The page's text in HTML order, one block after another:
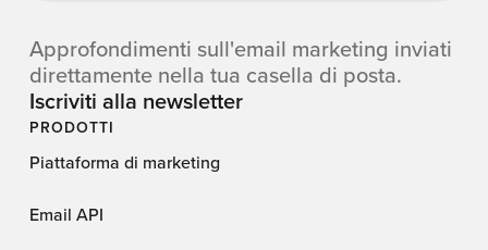
Approfondimenti sull'email marketing inviati
direttamente nella tua casella di posta.
Iscriviti alla newsletter
PRODOTTI
Piattaforma di marketing
Email API